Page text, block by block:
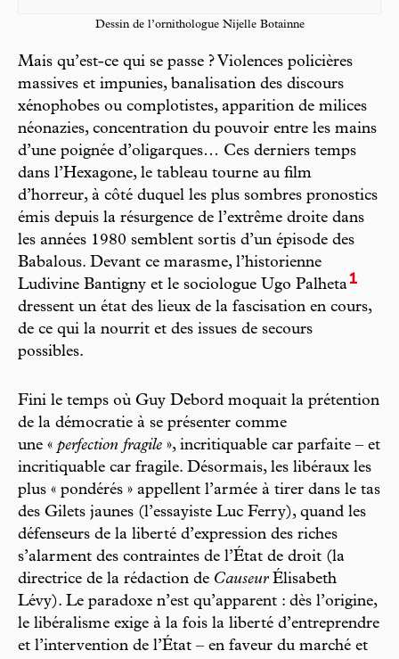
Dessin de l’ornithologue Nijelle Botainne
Mais qu’est-ce qui se passe ? Violences policières
massives et impunies, banalisation des discours
xénophobes ou complotistes, apparition de milices
néonazies, concentration du pouvoir entre les mains
d’une poignée d’oligarques… Ces derniers temps
dans l’Hexagone, le tableau tourne au film
d’horreur, à côté duquel les plus sombres pronostics
émis depuis la résurgence de l’extrême droite dans
les années 1980 semblent sortis d’un épisode des
Babalous. Devant ce marasme, l’historienne
Ludivine Bantigny et le sociologue Ugo Palheta1
dressent un état des lieux de la fascisation en cours,
de ce qui la nourrit et des issues de secours
possibles.
Fini le temps où Guy Debord moquait la prétention
de la démocratie à se présenter comme
une « perfection fragile », incritiquable car parfaite – et
incritiquable car fragile. Désormais, les libéraux les
plus « pondérés » appellent l’armée à tirer dans le tas
des Gilets jaunes (l’essayiste Luc Ferry), quand les
défenseurs de la liberté d’expression des riches
s’alarment des contraintes de l’État de droit (la
directrice de la rédaction de Causeur Élisabeth
Lévy). Le paradoxe n’est qu’apparent : dès l’origine,
le libéralisme exige à la fois la liberté d’entreprendre
et l’intervention de l’État – en faveur du marché et